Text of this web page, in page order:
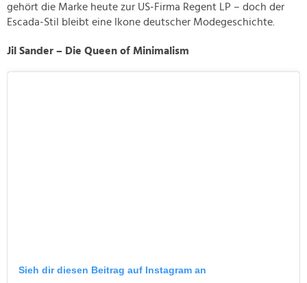
gehört die Marke heute zur US-Firma Regent LP – doch der
Escada-Stil bleibt eine Ikone deutscher Modegeschichte.
Jil Sander – Die Queen of Minimalism
Sieh dir diesen Beitrag auf Instagram an